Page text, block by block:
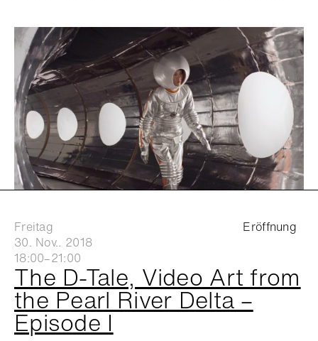
Freitag
30. Nov.. 2018
18:00–21:00
The D-Tale, Video Art from
the Pearl River Delta –
Episode I
Eröffnung